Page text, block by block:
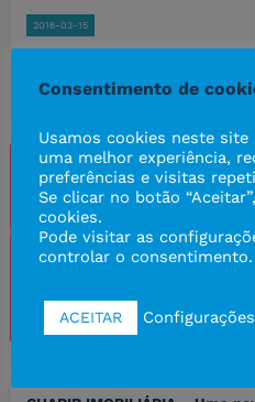
2016-03-15
Notícias
Consentimento de
Usamos cookies neste
uma melhor experiência,
preferências e visitas
Se clicar no botão
cookies.
Pode visitar as
controlar o consentimento.
ACEITAR Configurações